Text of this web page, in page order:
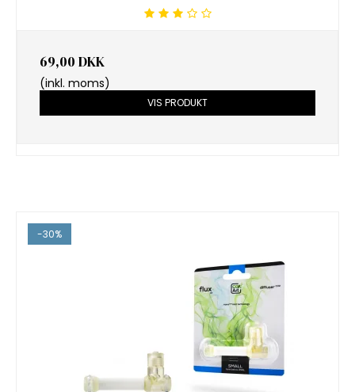
69,00 DKK
(inkl. moms)
VIS PRODUKT
-30%